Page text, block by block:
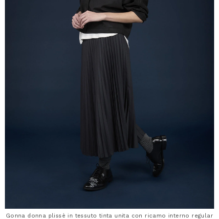
Gonna donna plissè in tessuto tinta unita con ricamo interno regular